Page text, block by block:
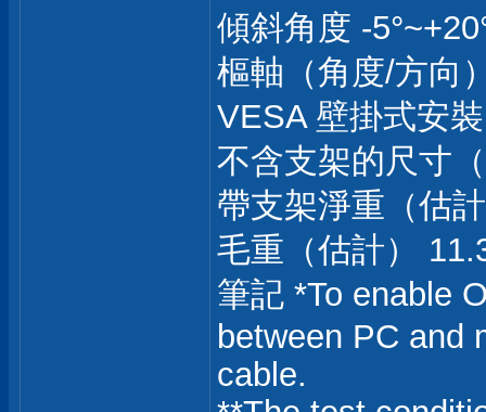
傾斜角度 -
樞軸（角度/方向
VESA 壁掛式安
不含支架的尺寸
帶支架淨重（估
毛重（估計）
筆記 *To enable
between PC and
cable.